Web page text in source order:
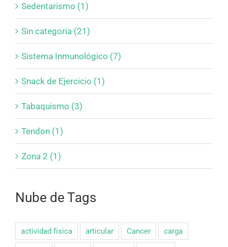
Sedentarismo (1)
Sin categoría (21)
Sistema Inmunológico (7)
Snack de Ejercicio (1)
Tabaquismo (3)
Tendon (1)
Zona 2 (1)
Nube de Tags
actividad física articular Cancer carga